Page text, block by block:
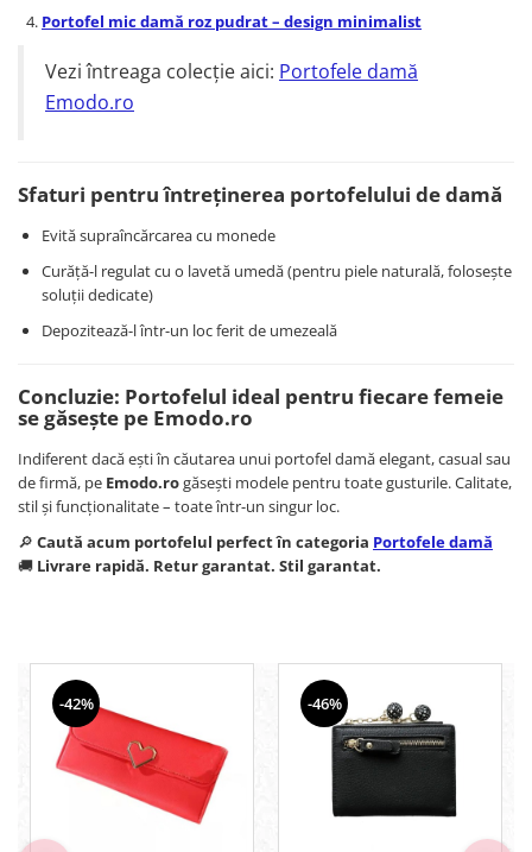
Portofel mic damă roz pudrat – design minimalist
Vezi întreaga colecție aici: Portofele damă
Emodo.ro
Sfaturi pentru întreținerea portofelului de damă
Evită supraîncărcarea cu monede
Curăță-l regulat cu o lavetă umedă (pentru piele naturală, folosește
soluții dedicate)
Depozitează-l într-un loc ferit de umezeală
Concluzie: Portofelul ideal pentru fiecare femeie
se găsește pe Emodo.ro
Indiferent dacă ești în căutarea unui portofel damă elegant, casual sau
de firmă, pe Emodo.rogăsești modele pentru toate gusturile. Calitate,
stil și funcționalitate – toate într-un singur loc.
🔎 Caută acum portofelul perfect în categoria Portofele damă
🚚 Livrare rapidă. Retur garantat. Stil garantat.
-42% -46%